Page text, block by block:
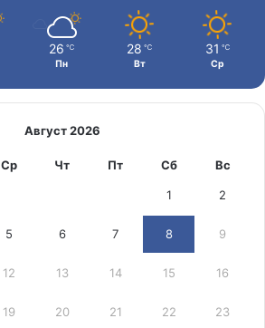
26 ℃
Пн
28 ℃
Вт
31 ℃
Ср
Август 2026
Ср Чт Пт Сб Вс
1 2
5 6 7 8 9
12 13 14 15 16
19 20 21 22 23